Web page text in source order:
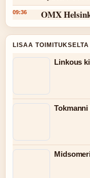
09:36 OMX
LISAA TOIMITUKSELTA
Linkous